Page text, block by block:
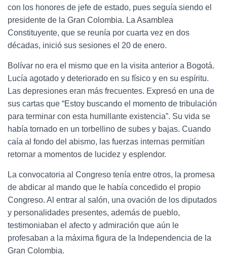
con los honores de jefe de estado, pues seguía siendo el
presidente de la Gran Colombia. La Asamblea
Constituyente, que se reunía por cuarta vez en dos
décadas, inició sus sesiones el 20 de enero.
Bolívar no era el mismo que en la visita anterior a Bogotá.
Lucía agotado y deteriorado en su físico y en su espíritu.
Las depresiones eran más frecuentes. Expresó en una de
sus cartas que “Estoy buscando el momento de tribulación
para terminar con esta humillante existencia”. Su vida se
había tornado en un torbellino de subes y bajas. Cuando
caía al fondo del abismo, las fuerzas internas permitían
retornar a momentos de lucidez y esplendor.
La convocatoria al Congreso tenía entre otros, la promesa
de abdicar al mando que le había concedido el propio
Congreso. Al entrar al salón, una ovación de los diputados
y personalidades presentes, además de pueblo,
testimoniaban el afecto y admiración que aún le
profesaban a la máxima figura de la Independencia de la
Gran Colombia.